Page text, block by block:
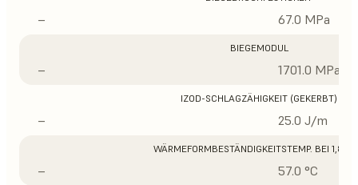
– 67.0 MPa
BIEGEMODUL
– 1701.0 MPa
IZOD-SCHLAGZÄHIGKEIT (GEKERBT)
– 25.0 J/m
WÄRMEFORMBESTÄNDIGKEITSTEMP. BEI 1,8
– 57.0 °C